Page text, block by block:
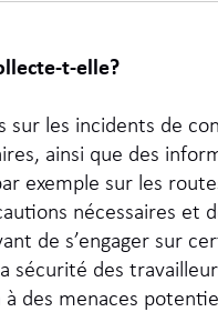
t-elle?
sur les incidents de
ainsi que des
exemple sur les
nécessaires et
de s’engager sur
sécurité des
des menaces